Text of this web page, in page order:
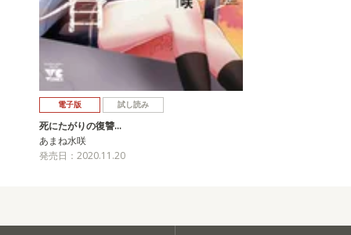
電子版 試し読み
死にたがりの復讐…
あまね水咲
発売日：2020.11.20